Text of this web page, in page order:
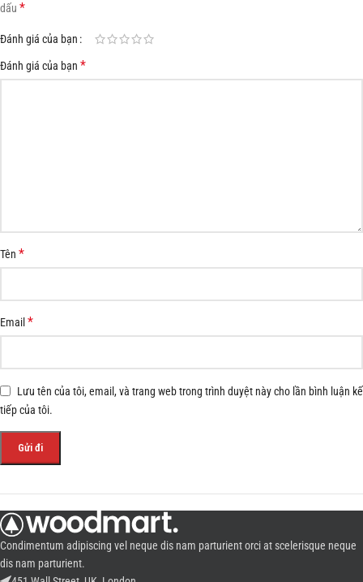
dấu *
Đánh giá của bạn
Đánh giá của bạn *
Tên *
Email*
Lưu tên của tôi, email, và trang web trong trình duyệt này cho lần bình luận kế
tiếp của tôi.
Condimentum adipiscing vel neque dis nam parturient orci at scelerisque neque
dis nam parturient.